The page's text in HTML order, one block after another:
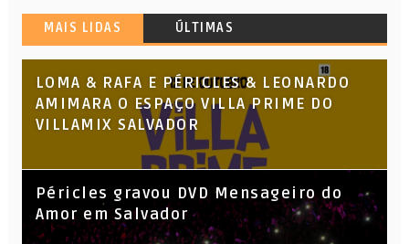
MAIS LIDAS ÚLTIMAS
LOMA & RAFA E PÉRICLES & LEONARDO
AMIMARA O ESPAÇO VILLA PRIME DO
VILLAMIX SALVADOR
Péricles gravou DVD Mensageiro do
Amor em Salvador